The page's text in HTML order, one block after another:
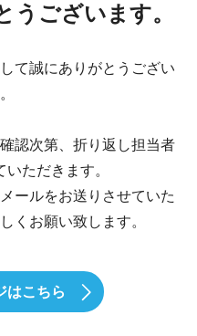
うございます。
て誠にありがとうござい
認次第、折り返し担当者
ただきます。
ールをお送りさせていた
くお願い致します。
はこちら